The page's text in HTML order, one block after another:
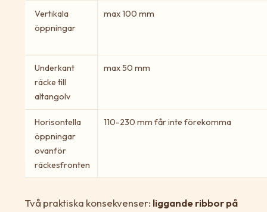
Vertikala
öppningar
max 100 mm
Underkant
räcke till
altangolv
max 50 mm
Horisontella
öppningar
ovanför
räckesfronten
110-230 mm får inte förekomma
Två praktiska konsekvenser: liggande ribbor på